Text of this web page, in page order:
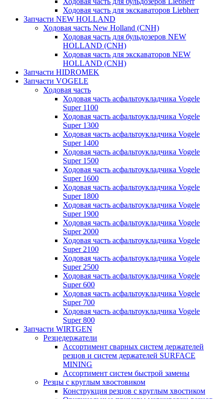
Ходовая часть для экскаваторов Liebherr
Запчасти NEW HOLLAND
Ходовая часть New Holland (CNH)
Ходовая часть для бульдозеров NEW
HOLLAND (CNH)
Ходовая часть для экскаваторов NEW
HOLLAND (CNH)
Запчасти HIDROMEK
Запчасти VOGELE
Ходовая часть
Ходовая часть асфальтоукладчика Vogele
Super 1100
Ходовая часть асфальтоукладчика Vogele
Super 1300
Ходовая часть асфальтоукладчика Vogele
Super 1400
Ходовая часть асфальтоукладчика Vogele
Super 1500
Ходовая часть асфальтоукладчика Vogele
Super 1600
Ходовая часть асфальтоукладчика Vogele
Super 1800
Ходовая часть асфальтоукладчика Vogele
Super 1900
Ходовая часть асфальтоукладчика Vogele
Super 2000
Ходовая часть асфальтоукладчика Vogele
Super 2100
Ходовая часть асфальтоукладчика Vogele
Super 2500
Ходовая часть асфальтоукладчика Vogele
Super 600
Ходовая часть асфальтоукладчика Vogele
Super 700
Ходовая часть асфальтоукладчика Vogele
Super 800
Запчасти WIRTGEN
Резцедержатели
Ассортимент сварных систем держателей
резцов и систем держателей SURFACE
MINING
Ассортимент систем быстрой замены
Резцы с круглым хвостовиком
Конструкция резцов с круглым хвостиком